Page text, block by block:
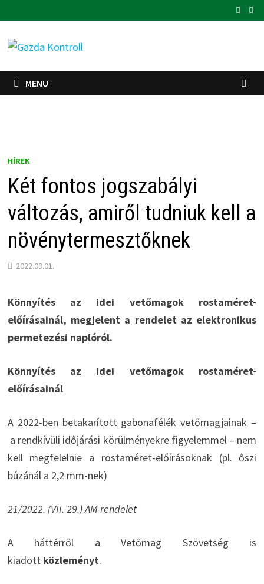
to
content
MENU
HÍREK
Két fontos jogszabályi
változás, amiről tudniuk kell a
növénytermesztőknek
2022.09.01.
Könnyítés az idei vetőmagok rostaméret-
előírásainál, megjelent a rendelet az elektronikus
permetezési naplóról.
Könnyítés az idei vetőmagok rostaméret-
előírásainál
A 2022-ben betakarított gabonafélék vetőmagjainak –
a rendkívüli időjárási körülményekre figyelemmel – nem
kell megfelelnie a rostaméret-előírásoknak (pl. őszi
búzánál a 2,2 mm-nek)
21/2022. (VII. 29.) AM rendelet
A háttérről a Vetőmag Szövetség is
kiadott közleményt.